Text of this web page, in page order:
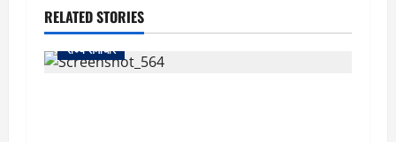
RELATED STORIES
राज्य समाचार